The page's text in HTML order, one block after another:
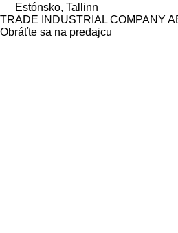
Estónsko, Tallinn
TRADE INDUSTRIAL COMPANY
Obráťte sa na predajcu